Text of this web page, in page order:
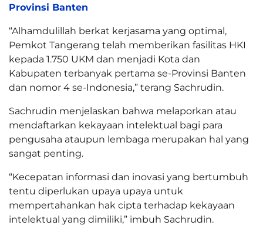
Provinsi Banten
“Alhamdulillah berkat kerjasama yang optimal,
Pemkot Tangerang telah memberikan fasilitas HKI
kepada 1.750 UKM dan menjadi Kota dan
Kabupaten terbanyak pertama se-Provinsi Banten
dan nomor 4 se-Indonesia,” terang Sachrudin.
Sachrudin menjelaskan bahwa melaporkan atau
mendaftarkan kekayaan intelektual bagi para
pengusaha ataupun lembaga merupakan hal yang
sangat penting.
“Kecepatan informasi dan inovasi yang bertumbuh
tentu diperlukan upaya upaya untuk
mempertahankan hak cipta terhadap kekayaan
intelektual yang dimiliki,” imbuh Sachrudin.